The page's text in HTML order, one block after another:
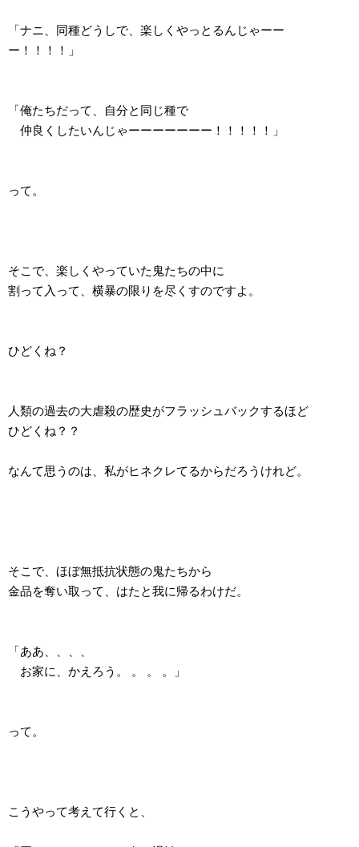
「ナニ、同種どうしで、楽しくやっとるんじゃーー
ー！！！！」
「俺たちだって、自分と同じ種で
仲良くしたいんじゃーーーーーーー！！！！！」
って。
そこで、楽しくやっていた鬼たちの中に
割って入って、横暴の限りを尽くすのですよ。
ひどくね？
人類の過去の大虐殺の歴史がフラッシュバックするほど
ひどくね？？
なんて思うのは、私がヒネクレてるからだろうけれど。
そこで、ほぼ無抵抗状態の鬼たちから
金品を奪い取って、はたと我に帰るわけだ。
「ああ、、、、
お家に、かえろう。 。 。 。」
って。
こうやって考えて行くと、